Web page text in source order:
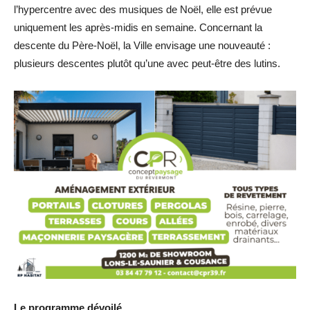
l’hypercentre avec des musiques de Noël, elle est prévue
uniquement les après-midis en semaine. Concernant la
descente du Père-Noël, la Ville envisage une nouveauté :
plusieurs descentes plutôt qu’une avec peut-être des lutins.
Le programme dévoilé